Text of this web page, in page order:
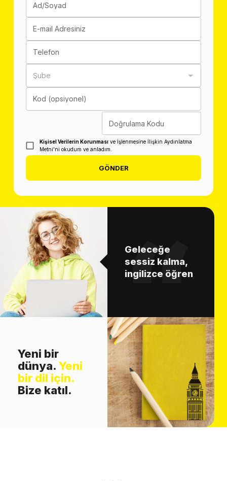
Ad/Soyad
E-mail Adresiniz
Telefon
Şube
Kod (opsiyonel)
Doğrulama Kodu
Kişisel Verilerin Korunması ve İşlenmesine İlişkin Aydınlatma
Metni'ni okudum ve anladım.
GÖNDER
Geleceğe
sessiz kalma,
ingilizce öğren
Yeni bir
dünya. Yeni
bir dil için.
Bize katıl.